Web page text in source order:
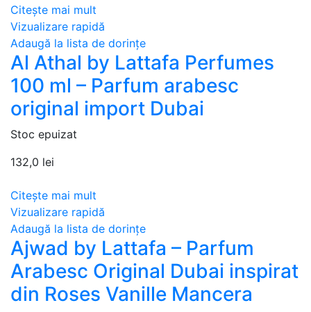
Citește mai mult
Vizualizare rapidă
Adaugă la lista de dorințe
Al Athal by Lattafa Perfumes
100 ml – Parfum arabesc
original import Dubai
Stoc epuizat
132,0 lei
Citește mai mult
Vizualizare rapidă
Adaugă la lista de dorințe
Ajwad by Lattafa – Parfum
Arabesc Original Dubai inspirat
din Roses Vanille Mancera